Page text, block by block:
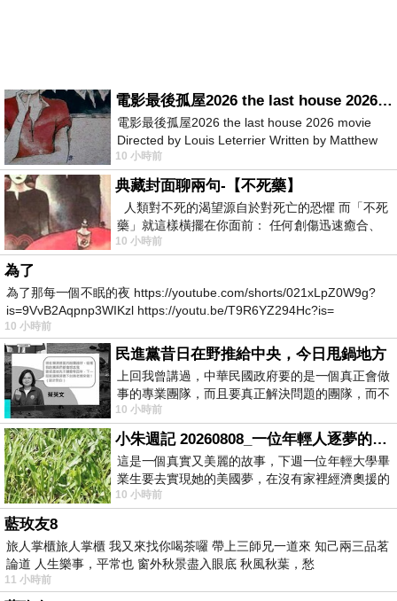
電影最後孤屋2026 the last house 2026 movie
電影最後孤屋2026 the last house 2026 movie
Directed by Louis Leterrier Written by Matthew
Robinson Starring Greta Lee Wa
10 小時前
典藏封面聊兩句-【不死藥】
人類對不死的渴望源自於對死亡的恐懼 而「不死
藥」就這樣橫擺在你面前： 任何創傷迅速癒合、
停止衰老、痛覺消失…堪
10 小時前
為了
為了那每一個不眠的夜 https://youtube.com/shorts/021xLpZ0W9g?
is=9VvB2Aqpnp3WIKzl https://youtu.be/T9R6YZ294Hc?is=
10 小時前
民進黨昔日在野推給中央，今日甩鍋地方
上回我曾講過，中華民國政府要的是一個真正會做
事的專業團隊，而且要真正解決問題的團隊，而不
是只會到處甩鍋的雙標團隊，最近民進黨
10 小時前
小朱週記 20260808_一位年輕人逐夢的真實故事
這是一個真實又美麗的故事，下週一位年輕大學畢
業生要去實現她的美國夢，在沒有家裡經濟奧援的
情況下，靠著自我努力工作累積出國基
10 小時前
藍玫友8
旅人掌櫃旅人掌櫃 我又來找你喝茶囉 帶上三師兄一道來 知己兩三品茗
論道 人生樂事，平常也 窗外秋景盡入眼底 秋風秋葉，愁
11 小時前